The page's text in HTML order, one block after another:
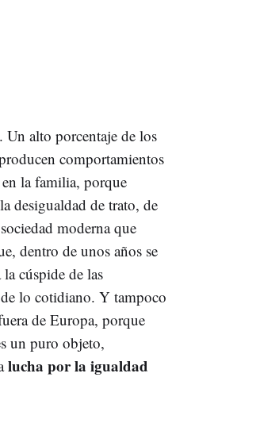
Un alto porcentaje de los
comportamientos
la familia, porque
desigualdad de trato, de
moderna que
dentro de unos años se
cúspide de las
lo cotidiano. Y tampoco
de Europa, porque
un puro objeto,
lucha por la igualdad